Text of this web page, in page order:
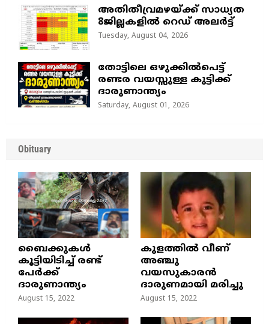
അതിതീവ്രമഴയ്ക്ക് സാധ്യത
8ജില്ലകളിൽ റെഡ് അലർട്ട്
Tuesday, August 04, 2026
തോട്ടിലെ ഒഴുക്കിൽപെട്ട്
രണ്ടര വയസ്സുള്ള കുട്ടിക്ക്
ദാരുണാന്ത്യം
Saturday, August 01, 2026
Obituary
ബൈക്കുകൾ
കൂട്ടിയിടിച്ച് രണ്ട്
പേർക്ക്
ദാരുണാന്ത്യം
August 15, 2022
കുളത്തില്‍ വീണ്
അഞ്ചു
വയസുകാരന്‍
ദാരുണമായി മരിച്ചു
August 15, 2022